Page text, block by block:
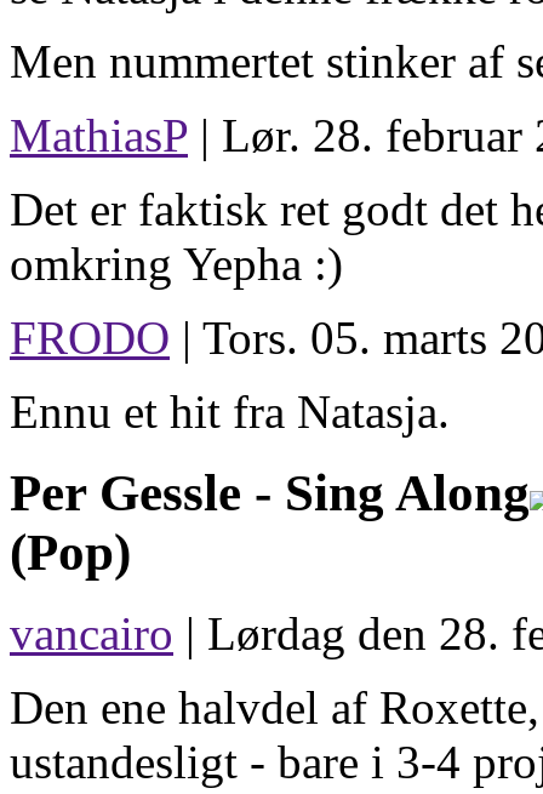
Men nummertet stinker af
MathiasP | Lør. 28.
Det er faktisk ret godt det
omkring Yepha :)
FRODO | Tors. 05. marts
Ennu et hit fra Natasja.
Per Gessle - Sing Along
(Pop)
vancairo | Lørdag den 28.
Den ene halvdel af
ustandesligt - bare i 3-4